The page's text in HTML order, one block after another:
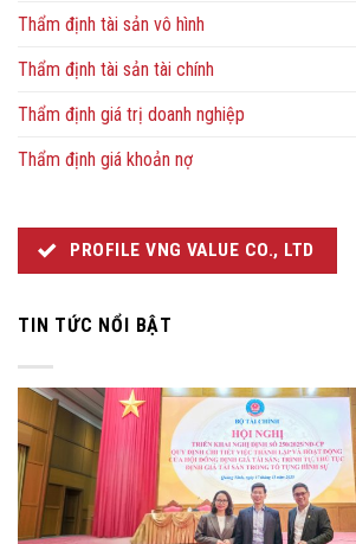
Thẩm định tài sản vô hình
Thẩm định tài sản tài chính
Thẩm định giá trị doanh nghiệp
Thẩm định giá khoản nợ
PROFILE VNG VALUE CO., LTD
TIN TỨC NỔI BẬT